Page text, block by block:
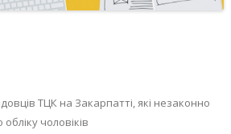
ТЦК на Закарпатті, які незаконно
чоловіків